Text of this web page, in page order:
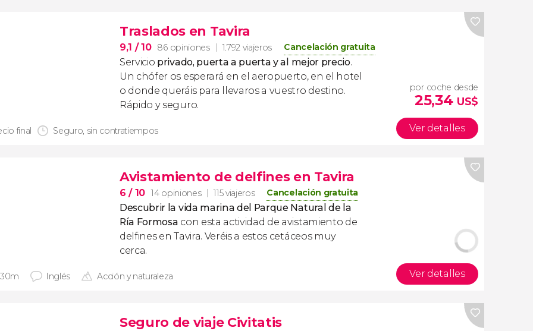
Traslados en Tavira
9,1 / 10 86 opiniones 1.792 viajeros Cancelación gratuita
Servicio privado, puerta a puerta y al mejor precio.
Un chófer os esperará en el aeropuerto, en el hotel
o donde queráis para llevaros a vuestro destino.
Rápido y seguro.
final Seguro, sin contratiempos
por coche desde
25,34 US$
Ver detalles
Avistamiento de delfines en Tavira
6/ 10 14 opiniones 115 viajeros Cancelación gratuita
Descubrir la vida marina del Parque Natural de la
Ría Formosa con esta actividad de avistamiento de
delfines en Tavira. Veréis a estos cetáceos muy
cerca.
Inglés Acción y naturaleza Ver detalles
Seguro de viaje Civitatis